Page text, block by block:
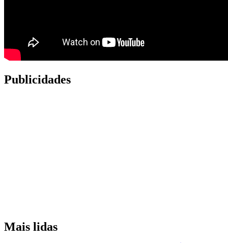
Publicidades
Mais lidas